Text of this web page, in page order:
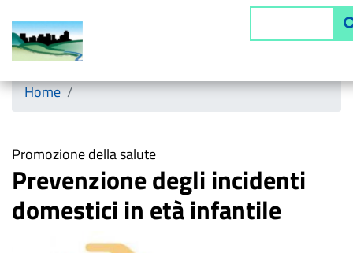
Horizontal menu
Home
Promozione della salute
Prevenzione degli incidenti
domestici in età infantile